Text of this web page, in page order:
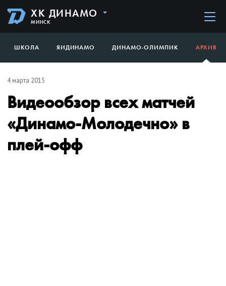
ХК ДИНАМО
МИНСК
ШКОЛА ЯИДИНАМО ДИНАМО-ОЛИМПИК АРХИВ
4 марта 2015
Видеообзор всех матчей
«Динамо-Молодечно» в
плей-офф